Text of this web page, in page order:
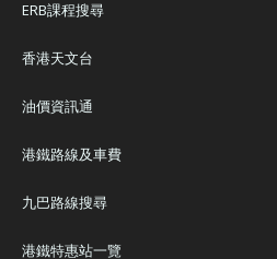
ERB課程搜尋
香港天文台
油價資訊通
港鐵路線及車費
九巴路線搜尋
港鐵特惠站一覽